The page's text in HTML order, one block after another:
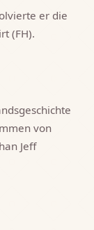
er die
(FH).
von
Jeff